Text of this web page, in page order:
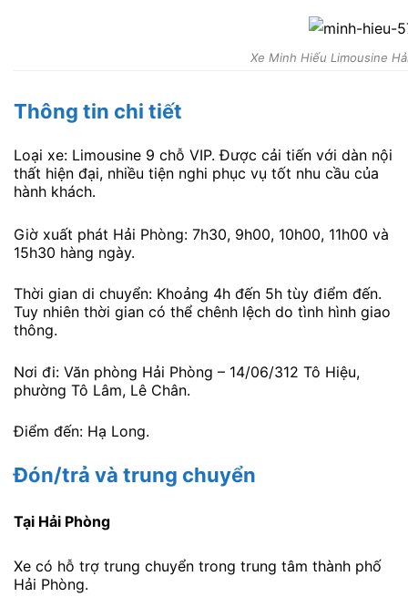
Xe Minh Hiếu Limousine
Thông tin chi tiết
Loại xe: Limousine 9 chỗ VIP. Được cải tiến với dàn nội
thất hiện đại, nhiều tiện nghi phục vụ tốt nhu cầu của
hành khách.
Giờ xuất phát Hải Phòng: 7h30, 9h00, 10h00, 11h00 và
15h30 hàng ngày.
Thời gian di chuyển: Khoảng 4h đến 5h tùy điểm đến.
Tuy nhiên thời gian có thể chênh lệch do tình hình giao
thông.
Nơi đi: Văn phòng Hải Phòng – 14/06/312 Tô Hiệu,
phường Tô Lâm, Lê Chân.
Điểm đến: Hạ Long.
Đón/trả và trung chuyển
Tại Hải Phòng
Xe có hỗ trợ trung chuyển trong trung tâm thành phố
Hải Phòng.